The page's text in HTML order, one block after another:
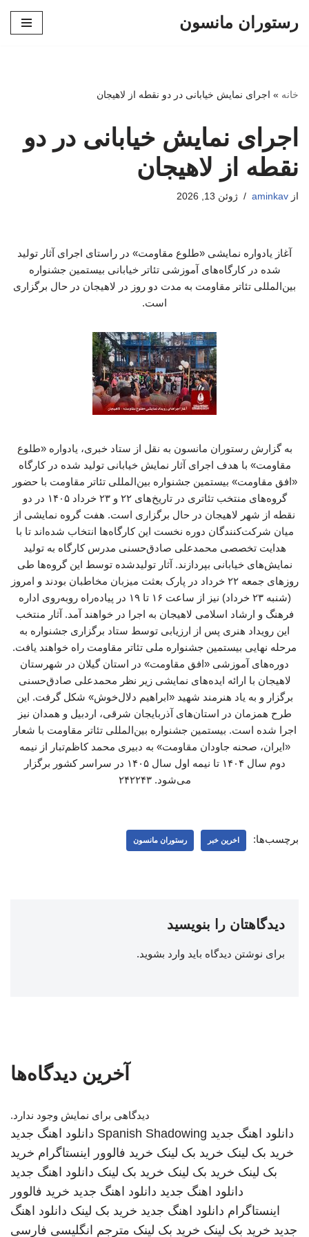
رستوران مانسون
خانه » اجرای نمایش خیابانی در دو نقطه از لاهیجان
اجرای نمایش خیابانی در دو
نقطه از لاهیجان
از aminkav ژوئن 13, 2026
آغاز یادواره نمایشی «طلوع مقاومت» در راستای اجرای آثار تولید
شده در کارگاه‌های آموزشی تئاتر خیابانی بیستمین جشنواره
بین‌المللی تئاتر مقاومت به مدت دو روز در لاهیجان در حال برگزاری
است.
به گزارش رستوران مانسون به نقل از ستاد خبری، یادواره «طلوع
مقاومت» با هدف اجرای آثار نمایش خیابانی تولید شده در کارگاه
«افق مقاومت» بیستمین جشنواره بین‌المللی تئاتر مقاومت با حضور
گروه‌های منتخب تئاتری در تاریخ‌های ۲۲ و ۲۳ خرداد ۱۴۰۵ در دو
نقطه از شهر لاهیجان در حال برگزاری است. هفت گروه نمایشی از
میان شرکت‌کنندگان دوره نخست این کارگاه‌ها انتخاب شده‌اند تا با
هدایت تخصصی محمدعلی صادق‌حسنی مدرس کارگاه به تولید
نمایش‌های خیابانی بپردازند. آثار تولیدشده توسط این گروه‌ها طی
روزهای جمعه ۲۲ خرداد در پارک بعثت میزبان مخاطبان بودند و امروز
(شنبه ۲۳ خرداد) نیز از ساعت ۱۶ تا ۱۹ در پیاده‌راه روبه‌روی اداره
فرهنگ و ارشاد اسلامی لاهیجان به اجرا در خواهند آمد. آثار منتخب
این رویداد هنری پس از ارزیابی توسط ستاد برگزاری جشنواره به
مرحله نهایی بیستمین جشنواره ملی تئاتر مقاومت راه خواهند یافت.
دوره‌های آموزشی «افق مقاومت» در استان گیلان در شهرستان
لاهیجان با ارائه ایده‌های نمایشی زیر نظر محمدعلی صادق‌حسنی
برگزار و به یاد هنرمند شهید «ابراهیم دلال‌خوش» شکل گرفت. این
طرح همزمان در استان‌های آذربایجان شرقی، اردبیل و همدان نیز
اجرا شده است. بیستمین جشنواره بین‌المللی تئاتر مقاومت با شعار
«ایران، صحنه جاودان مقاومت» به دبیری محمد کاظم‌تبار از نیمه
دوم سال ۱۴۰۴ تا نیمه اول سال ۱۴۰۵ در سراسر کشور برگزار
می‌شود. ۲۴۲۲۴۳
برچسب‌ها: اخرین خبر رستوران مانسون
دیدگاهتان را بنویسید
برای نوشتن دیدگاه باید وارد بشوید.
آخرین دیدگاه‌ها
دیدگاهی برای نمایش وجود ندارد.
دانلود اهنگ جدید Spanish Shadowing دانلود اهنگ جدید
خرید بک لینک خرید بک لینک خرید فالوور اینستاگرام خرید
بک لینک خرید بک لینک خرید بک لینک دانلود اهنگ جدید
دانلود اهنگ جدید دانلود اهنگ جدید خرید فالوور
اینستاگرام دانلود اهنگ جدید خرید بک لینک دانلود اهنگ
جدید خرید بک لینک خرید بک لینک مترجم انگلیسی فارسی